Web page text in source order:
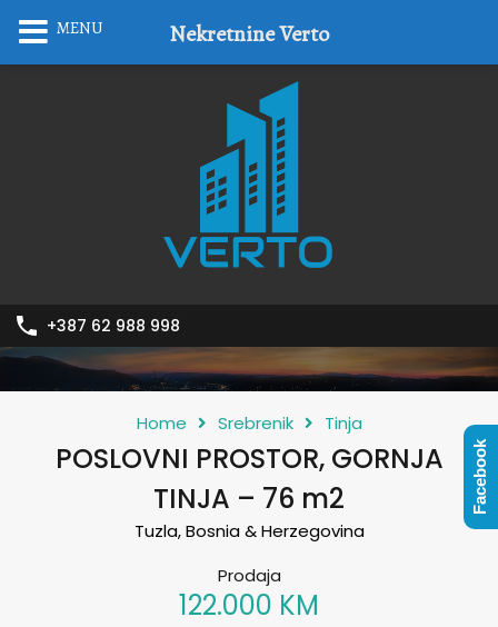
+387 62 988 998
Home Srebrenik Tinja
POSLOVNI PROSTOR, GORNJA
TINJA – 76 m2
Tuzla, Bosnia & Herzegovina
Prodaja
122.000 KM
MENU Nekretnine Verto
Facebook